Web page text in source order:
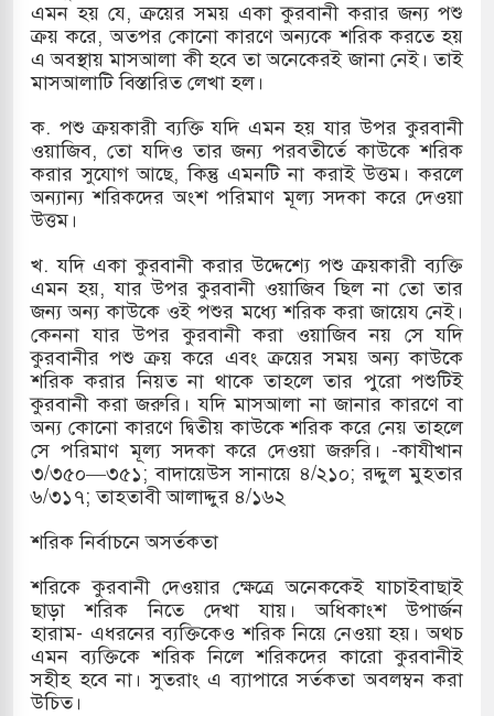
এমন হয় যে, ক্রয়ের সময় একা কুরবানী করার জন্য পশু
ক্রয় করে, অতপর কোনো কারণে অন্যকে শরিক করতে হয়
এ অবস্থায় মাসআলা কী হবে তা অনেকেরই জানা নেই। তাই
মাসআলাটি বিস্তারিত লেখা হল।
ক. পশু ক্রয়কারী ব্যক্তি যদি এমন হয় যার উপর কুরবানী
ওয়াজিব, তো যদিও তার জন্য পরবতীর্তে কাউকে শরিক
করার সুযোগ আছে, কিন্তু এমনটি না করাই উত্তম। করলে
অন্যান্য শরিকদের অংশ পরিমাণ মূল্য সদকা করে দেওয়া
উত্তম।
খ. যদি একা কুরবানী করার উদ্দেশ্যে পশু ক্রয়কারী ব্যক্তি
এমন হয়, যার উপর কুরবানী ওয়াজিব ছিল না তো তার
জন্য অন্য কাউকে ওই পশুর মধ্যে শরিক করা জায়েয নেই।
কেননা যার উপর কুরবানী করা ওয়াজিব নয় সে যদি
কুরবানীর পশু ক্রয় করে এবং ক্রয়ের সময় অন্য কাউকে
শরিক করার নিয়ত না থাকে তাহলে তার পুরো পশুটিই
কুরবানী করা জরুরি। যদি মাসআলা না জানার কারণে বা
অন্য কোনো কারণে দ্বিতীয় কাউকে শরিক করে নেয় তাহলে
সে পরিমাণ মূল্য সদকা করে দেওয়া জরুরি। -কাযীখান
৩/৩৫০—৩৫১; বাদায়েউস সানায়ে ৪/২১০; রদ্দুল মুহতার
৬/৩১৭; তাহতাবী আলাদ্দুর ৪/১৬২
শরিক নির্বাচনে অসর্তকতা
শরিকে কুরবানী দেওয়ার ক্ষেত্রে অনেককেই যাচাইবাছাই
ছাড়া শরিক নিতে দেখা যায়। অধিকাংশ উপার্জন
হারাম- এধরনের ব্যক্তিকেও শরিক নিয়ে নেওয়া হয়। অথচ
এমন ব্যক্তিকে শরিক নিলে শরিকদের কারো কুরবানীই
সহীহ হবে না। সুতরাং এ ব্যাপারে সর্তকতা অবলম্বন করা
উচিত।